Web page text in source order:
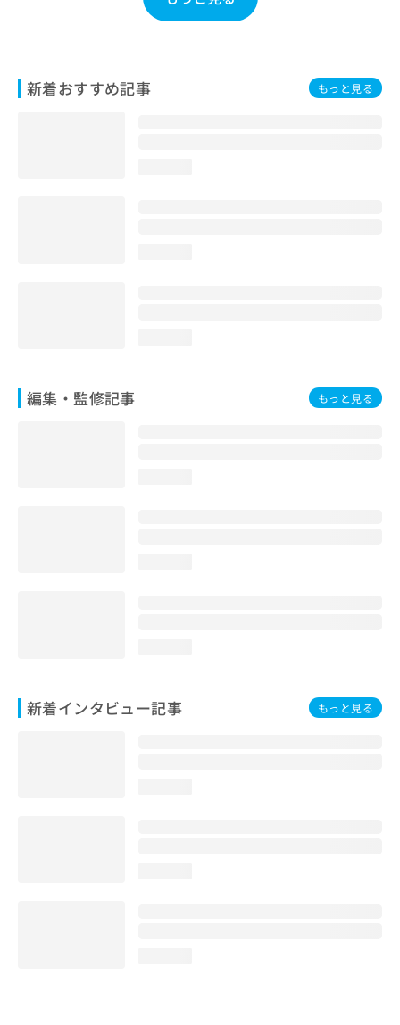
新着おすすめ記事 もっと見る
編集・監修記事 もっと見る
新着インタビュー記事 もっと見る
わ
せ